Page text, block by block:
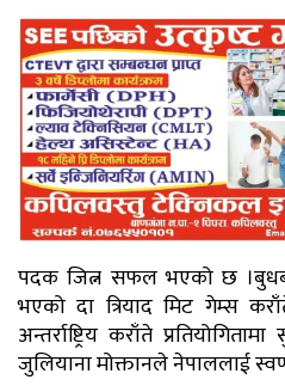
पदक जित्न सफल भएको छ
भएको दा त्रियाद मिट गेम्स
अन्तर्राष्ट्रिय कराँते
जुलियाना मोक्तानले नेपाललाई